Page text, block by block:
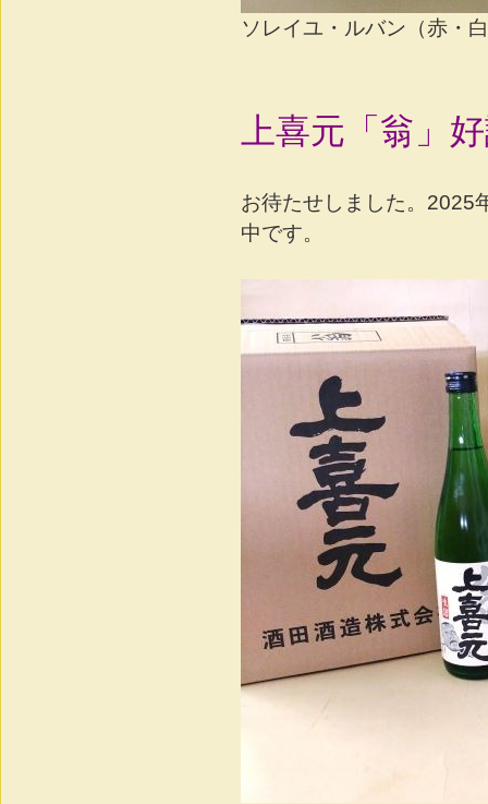
ソレイユ・ルバン（赤・
上喜元「翁」
お待たせしました。2025
中です。